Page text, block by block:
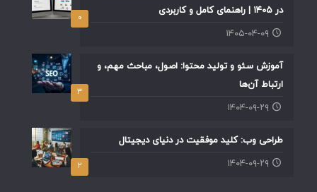
۰
در ۱۴۰۵ | راهنمای کامل و کاربردی
۱۴۰۵-۰۴-۰۹
۳
آموزش سئو و تولید محتوا: اصول، مباحث مهم، و
ارتباط آن‌ها
۱۴۰۴-۰۹-۲۹
۲
طراحی وب: کلید موفقیت در دنیای دیجیتال
۱۴۰۴-۰۹-۲۹